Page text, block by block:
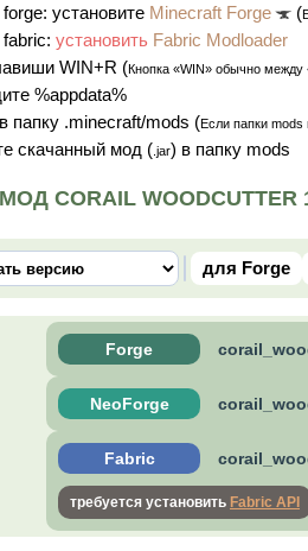
установите Minecraft Forge (
установить Fabric Modloader
WIN+R (Кнопка «WIN» обычно между
%appdata%
папку .minecraft/mods (Если папки mods
скачанный мод ( .jar) в папку mods
CORAIL
для Forge
Forge
NeoForge
Fabric
требуется установить Fabric API